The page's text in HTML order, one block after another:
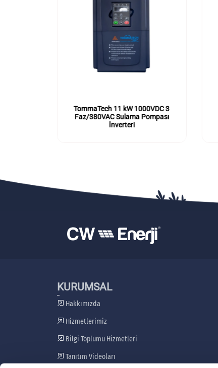
TommaTech 11 kW 1000VDC 3
Faz/380VAC Sulama Pompası
İnverteri
KURUMSAL
Hakkımızda
Hizmetlerimiz
Bilgi Toplumu Hizmetleri
Tanıtım Videoları